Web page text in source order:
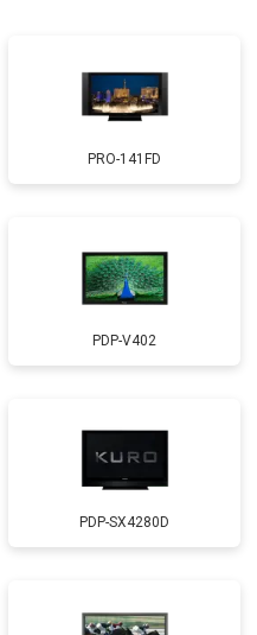
PRO-141FD
PDP-V402
PDP-SX4280D